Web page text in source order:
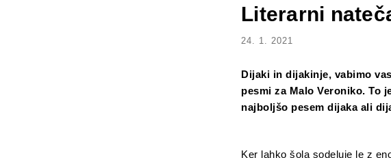
Literarni
24. 1. 2021
Dijaki in dijakinje, vabimo
pesmi za Malo Veroniko. To
najboljšo pesem dijaka ali
Ker lahko šola sodeluje le z